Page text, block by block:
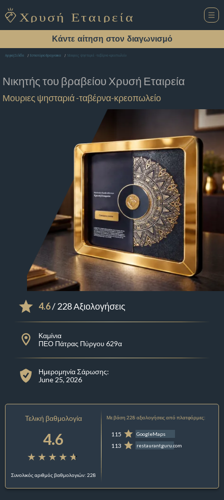
Κάντε αίτηση στον διαγωνισμό
Αρχική Σελίδα Εστιατόριο Βραχναιικα Μουριες ψησταριά -ταβέρνα-κρεοπωλείο
Νικητής του βραβείου Χρυσή Εταιρεία
Μουριες ψησταριά -ταβέρνα-κρεοπωλείο
4.6/ 228 Αξιολογήσεις
Καμίνια
ΠΕΟ Πάτρας Πύργου 629α
Ημερομηνία Σάρωσης:
June 25, 2026
Τελική βαθμολογία
4.6
Συνολικός αριθμός βαθμολογιών: 228
Με βάση 228 αξιολογήσεις από πλατφόρμες:
115 GoogleMaps
113 restaurantguru.com